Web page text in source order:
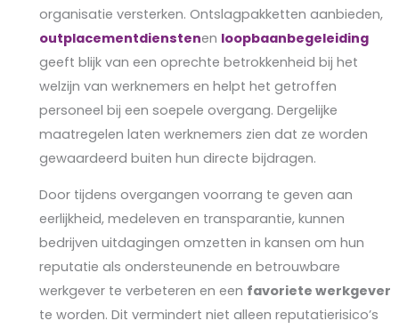
organisatie versterken. Ontslagpakketten aanbieden,
outplacementdienstenen loopbaanbegeleiding
geeft blijk van een oprechte betrokkenheid bij het
welzijn van werknemers en helpt het getroffen
personeel bij een soepele overgang. Dergelijke
maatregelen laten werknemers zien dat ze worden
gewaardeerd buiten hun directe bijdragen.
Door tijdens overgangen voorrang te geven aan
eerlijkheid, medeleven en transparantie, kunnen
bedrijven uitdagingen omzetten in kansen om hun
reputatie als ondersteunende en betrouwbare
werkgever te verbeteren en een favoriete werkgever
te worden. Dit vermindert niet alleen reputatierisico’s